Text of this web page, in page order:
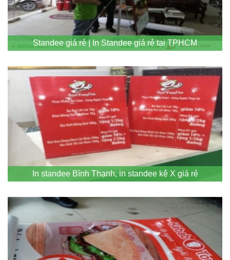
Standee giá rẻ | In Standee giá rẻ tại TPHCM
In standee Bình Thạnh, in standee kệ X giá rẻ